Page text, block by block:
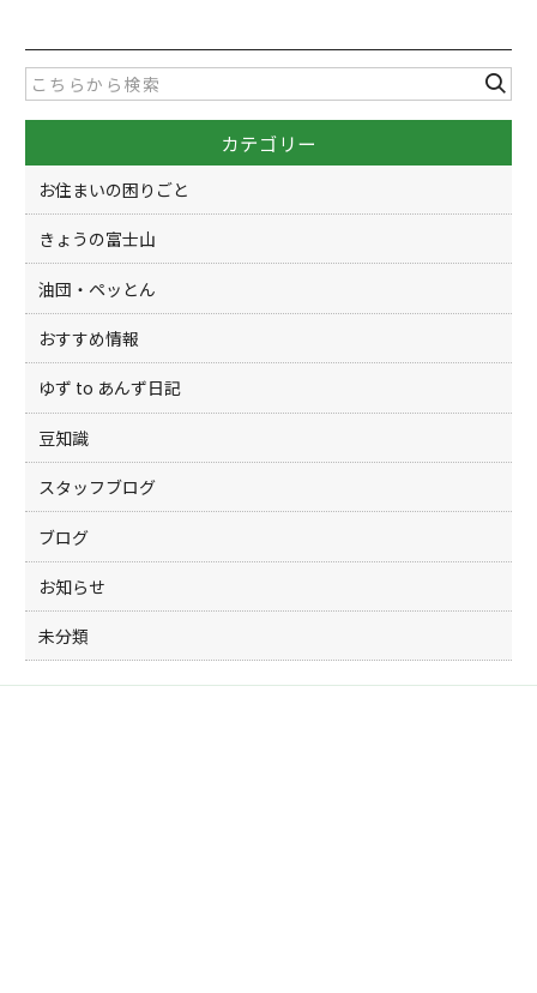
e
b
o
o
k
er
カテゴリー
お住まいの困りごと
きょうの富士山
油団・ペッとん
おすすめ情報
ゆず to あんず日記
豆知識
スタッフブログ
ブログ
お知らせ
未分類